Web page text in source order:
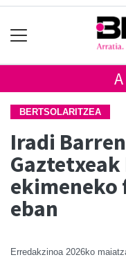
BERTSOLARITZEA
Iradi
ekimeneko
eban
Erredakzinoa 2026ko